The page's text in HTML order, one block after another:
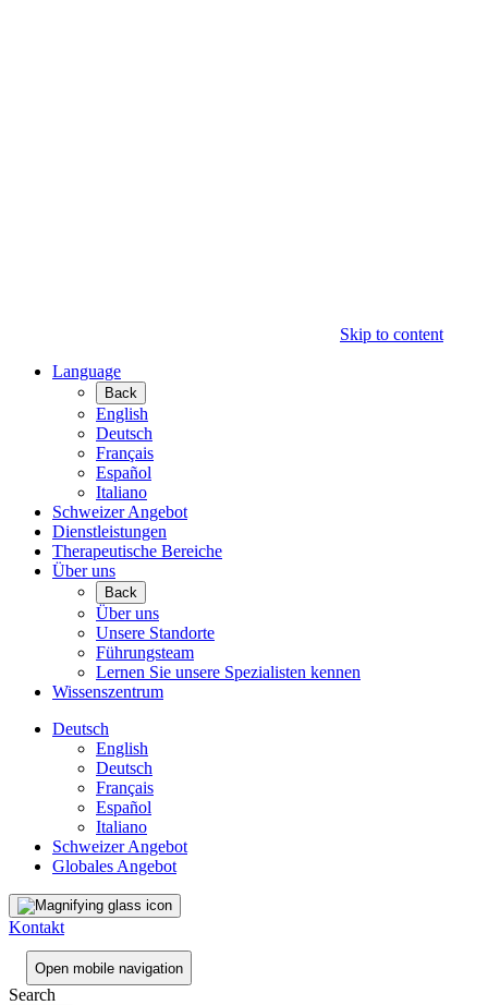
Skip to content
Language
Back
English
Deutsch
Français
Español
Italiano
Schweizer Angebot
Dienstleistungen
Therapeutische Bereiche
Über uns
Back
Über uns
Unsere Standorte
Führungsteam
Lernen Sie unsere Spezialisten kennen
Wissenszentrum
Deutsch
English
Deutsch
Français
Español
Italiano
Schweizer Angebot
Globales Angebot
Kontakt
Open mobile navigation
Search